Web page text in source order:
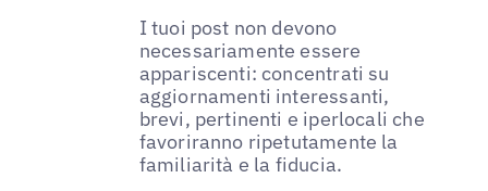
I tuoi post non devono
necessariamente essere
appariscenti: concentrati su
aggiornamenti interessanti,
brevi, pertinenti e iperlocali che
favoriranno ripetutamente la
familiarità e la fiducia.